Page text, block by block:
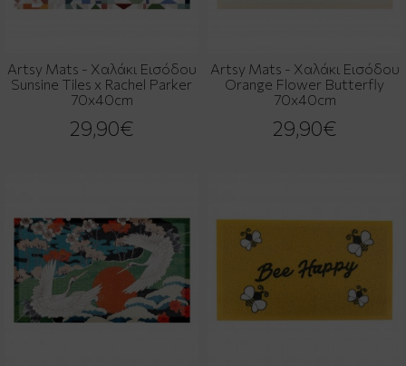
Artsy Mats - Χαλάκι Εισόδου
Sunsine Tiles x Rachel Parker
70x40cm
29,90€
Artsy Mats - Χαλάκι Εισόδου
Orange Flower Butterfly
70x40cm
29,90€